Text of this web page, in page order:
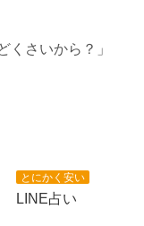
くさいから？」
とにかく安い
LINE占い